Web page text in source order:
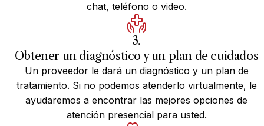
chat, teléfono o video.
3.
Obtener un diagnóstico y un plan de cuidados
Un proveedor le dará un diagnóstico y un plan de
tratamiento. Si no podemos atenderlo virtualmente, le
ayudaremos a encontrar las mejores opciones de
atención presencial para usted.